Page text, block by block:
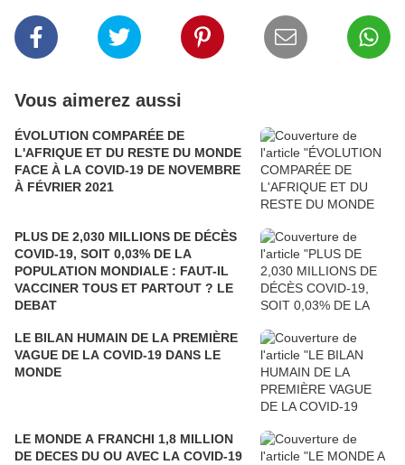
Vous aimerez aussi
ÉVOLUTION COMPARÉE DE
L'AFRIQUE ET DU RESTE DU MONDE
FACE À LA COVID-19 DE NOVEMBRE
À FÉVRIER 2021
PLUS DE 2,030 MILLIONS DE DÉCÈS
COVID-19, SOIT 0,03% DE LA
POPULATION MONDIALE : FAUT-IL
VACCINER TOUS ET PARTOUT ? LE
DEBAT
LE BILAN HUMAIN DE LA PREMIÈRE
VAGUE DE LA COVID-19 DANS LE
MONDE
LE MONDE A FRANCHI 1,8 MILLION
DE DECES DU OU AVEC LA COVID-19